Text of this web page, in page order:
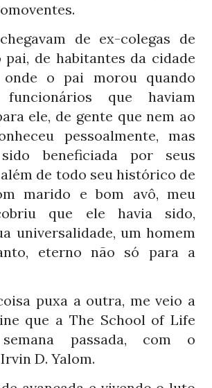
de ex-colegas de
pai, de habitantes da cidade
o pai morou quando
que haviam
ele, de gente que nem ao
pessoalmente, mas
beneficiada por seus
de todo seu histórico de
marido e bom avô, meu
que ele havia sido,
universalidade, um homem
eterno não só para a
puxa a outra, me veio a
que a The School of Life
semana passada, com o
D. Yalom.